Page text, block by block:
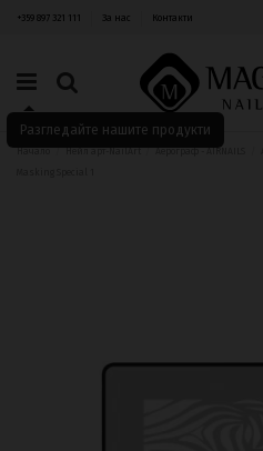
+359 897 321 111 За нас Контакти
Разгледайте нашите продукти
Начало Нейл арт-NailArt Аерограф - AIRNAILS